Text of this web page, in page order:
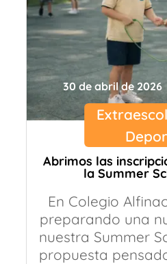
30 de abril de 2026
Abrimos las
la Summer
En Colegio
preparando una
nuestra Summer
propuesta